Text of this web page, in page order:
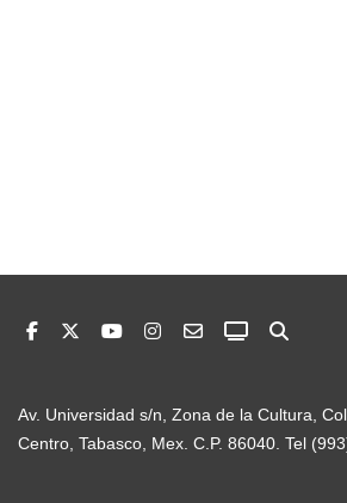
Av. Universidad s/n, Zona de la Cultura,
Centro, Tabasco, Mex. C.P. 86040. Tel